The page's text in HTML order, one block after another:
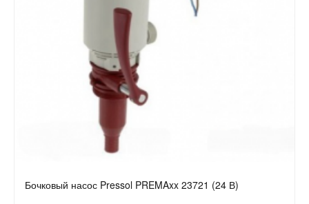
Бочковый насос Pressol PREMAxx 23721 (24 В)